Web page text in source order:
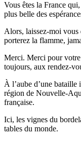
Vous êtes la France
plus belle des
Alors, laissez-moi vous
porterez la flamme,
Merci. Merci pour
toujours, aux rendez-
À l’aube d’une bataille
région de Nouvelle-
française.
Ici, les vignes du
tables du monde.